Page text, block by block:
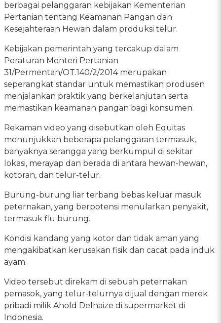
berbagai pelanggaran kebijakan Kementerian
Pertanian tentang Keamanan Pangan dan
Kesejahteraan Hewan dalam produksi telur.
Kebijakan pemerintah yang tercakup dalam
Peraturan Menteri Pertanian
31/Permentan/OT.140/2/2014 merupakan
seperangkat standar untuk memastikan produsen
menjalankan praktik yang berkelanjutan serta
memastikan keamanan pangan bagi konsumen.
Rekaman video yang disebutkan oleh Equitas
menunjukkan beberapa pelanggaran termasuk,
banyaknya serangga yang berkumpul di sekitar
lokasi, merayap dan berada di antara hewan-hewan,
kotoran, dan telur-telur.
Burung-burung liar terbang bebas keluar masuk
peternakan, yang berpotensi menularkan penyakit,
termasuk flu burung.
Kondisi kandang yang kotor dan tidak aman yang
mengakibatkan kerusakan fisik dan cacat pada induk
ayam.
Video tersebut direkam di sebuah peternakan
pemasok, yang telur-telurnya dijual dengan merek
pribadi milik Ahold Delhaize di supermarket di
Indonesia.